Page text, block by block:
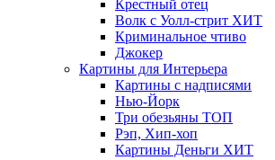
Крестный отец
Волк с Уолл-стрит ХИТ
Криминальное чтиво
Джокер
Картины для Интерьера
Картины с надписями
Нью-Йорк
Три обезьяны ТОП
Рэп, Хип-хоп
Картины Деньги ХИТ